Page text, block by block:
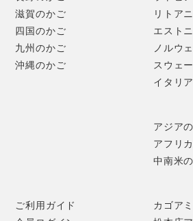
歴史ある武家屋敷が立ち並び、東北の
館。
滋賀のかご
四国のかご
九州のかご
沖縄のかご
リトア
エスト
ノルウ
スウェ
イタリア
アジア
アフリ
中南米
ご利用ガイド
カゴア